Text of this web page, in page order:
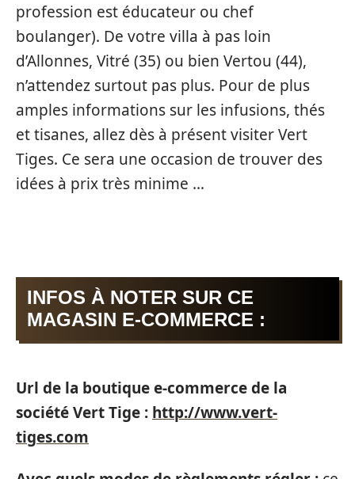
profession est éducateur ou chef
boulanger). De votre villa à pas loin
d’Allonnes, Vitré (35) ou bien Vertou (44),
n’attendez surtout pas plus. Pour de plus
amples informations sur les infusions, thés
et tisanes, allez dès à présent visiter Vert
Tiges. Ce sera une occasion de trouver des
idées à prix très minime …
INFOS À NOTER SUR CE
MAGASIN E-COMMERCE :
Url de la boutique e-commerce de la
société Vert Tige : http://www.vert-
tiges.com